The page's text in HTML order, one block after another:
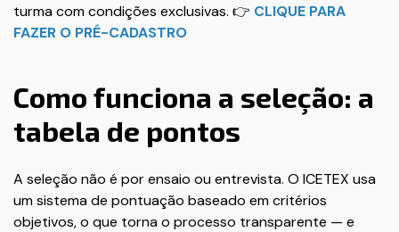
turma com condições exclusivas. 👉 CLIQUE PARA
FAZER O PRÉ-CADASTRO
Como funciona a seleção: a
tabela de pontos
A seleção não é por ensaio ou entrevista. O ICETEX usa
um sistema de pontuação baseado em critérios
objetivos, o que torna o processo transparente — e